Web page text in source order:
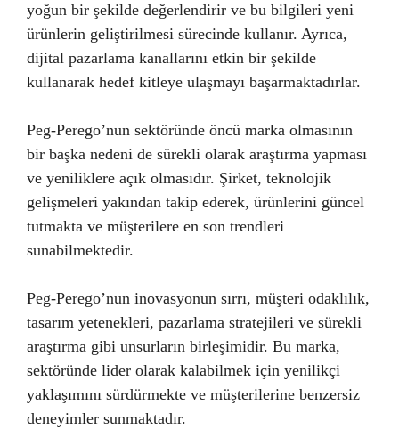
yoğun bir şekilde değerlendirir ve bu bilgileri yeni
ürünlerin geliştirilmesi sürecinde kullanır. Ayrıca,
dijital pazarlama kanallarını etkin bir şekilde
kullanarak hedef kitleye ulaşmayı başarmaktadırlar.
Peg-Perego’nun sektöründe öncü marka olmasının
bir başka nedeni de sürekli olarak araştırma yapması
ve yeniliklere açık olmasıdır. Şirket, teknolojik
gelişmeleri yakından takip ederek, ürünlerini güncel
tutmakta ve müşterilere en son trendleri
sunabilmektedir.
Peg-Perego’nun inovasyonun sırrı, müşteri odaklılık,
tasarım yetenekleri, pazarlama stratejileri ve sürekli
araştırma gibi unsurların birleşimidir. Bu marka,
sektöründe lider olarak kalabilmek için yenilikçi
yaklaşımını sürdürmekte ve müşterilerine benzersiz
deneyimler sunmaktadır.